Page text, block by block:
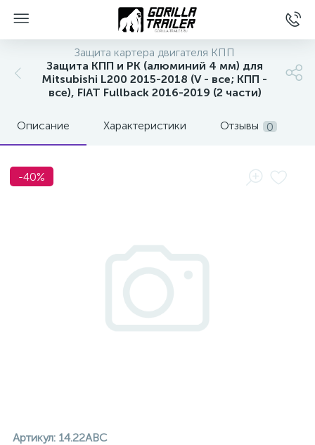
Защита картера двигателя КПП
Защита КПП и РК (алюминий 4 мм) для
Mitsubishi L200 2015-2018 (V - все; КПП -
все), FIAT Fullback 2016-2019 (2 части)
Описание Характеристики Отзывы 0
-40%
Артикул: 14.22ABC